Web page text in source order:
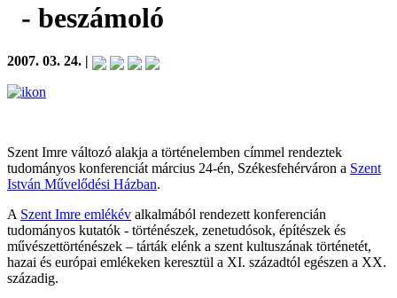
- beszámoló
2007. 03. 24. |
Szent Imre változó alakja a történelemben címmel rendeztek
tudományos konferenciát március 24-én, Székesfehérváron a Szent
István Művelődési Házban.
A Szent Imre emlékév alkalmából rendezett konferencián
tudományos kutatók - történészek, zenetudósok, építészek és
művészettörténészek – tárták elénk a szent kultuszának történetét,
hazai és európai emlékeken keresztül a XI. századtól egészen a XX.
századig.